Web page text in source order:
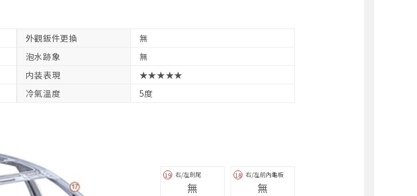
外觀鈑件更換
無
泡水跡象
無
内装表現
★★★★★
冷氣溫度 5度
18 右/左前內龜板
無
19 右/左劍尾
無